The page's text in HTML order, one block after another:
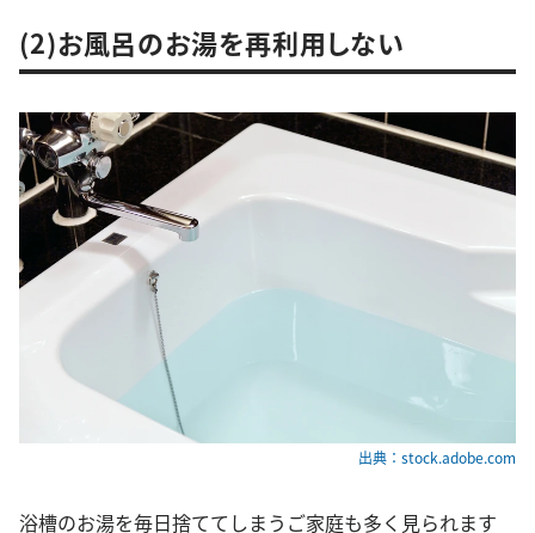
(2)お風呂のお湯を再利用しない
出典：stock.adobe.com
浴槽のお湯を毎日捨ててしまうご家庭も多く見られます